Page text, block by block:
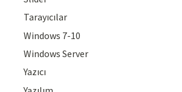
Tarayıcılar
Windows 7-10
Windows Server
Yazıcı